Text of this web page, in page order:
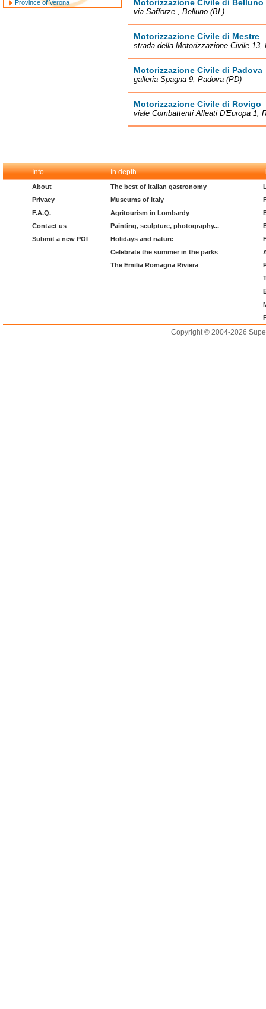
Motorizzazione Civile di Belluno
via Safforze , Belluno (BL)
Motorizzazione Civile di Mestre
strada della Motorizzazione Civile 13,
Motorizzazione Civile di Padova
galleria Spagna 9, Padova (PD)
Motorizzazione Civile di Rovigo
viale Combattenti Alleati D'Europa 1,
Province of Verona
Info In depth
About
Privacy
F.A.Q.
Contact us
Submit a new POI
The best of italian gastronomy
Museums of Italy
Agritourism in Lombardy
Painting, sculpture, photography...
Holidays and nature
Celebrate the summer in the parks
The Emilia Romagna Riviera
Copyright © 2004-2026